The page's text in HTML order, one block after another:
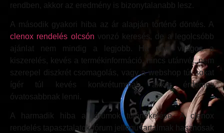
rendben, akkor az eredmény is bizonytalanabb lesz.
A második gyakori hiba az ár alapján történő döntés. A
clenox rendelés olcsón vonzó keresés, de a legolcsóbb
ajánlat nem mindig a legjobb. Ha nem világos a
kiszerelés, kevés a termékinformáció, nincs utánvét, nem
szerepel diszkrét csomagolás, vagy a webshop túl sokat
ígér túl kevés konkrétummal, akkor érdemes
óvatosabbnak lenni.
A harmadik hiba a fórumok túlértékelése. A clenox
rendelés tapasztalatok fórum jellegű tartalmak hasznosak